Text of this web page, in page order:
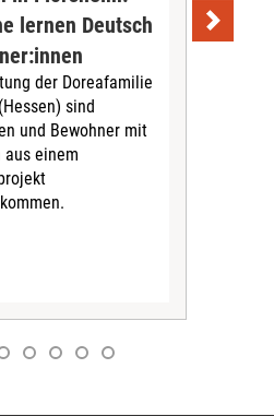
lernen Deutsch
der Doreafamilie
sind
und Bewohner mit
einem